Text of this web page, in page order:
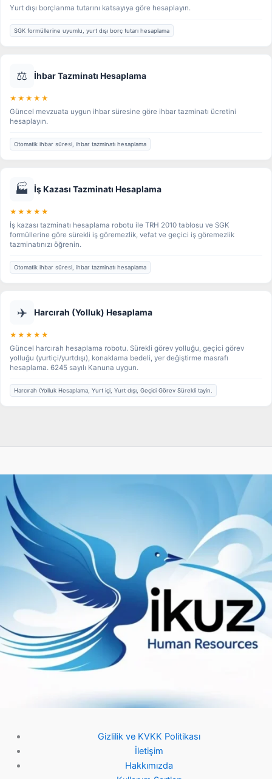
Yurt dışı borçlanma tutarını katsayıya göre hesaplayın.
SGK formüllerine uyumlu, yurt dışı borç tutarı hesaplama
⚖️ İhbar Tazminatı Hesaplama
★★★★★
Güncel mevzuata uygun ihbar süresine göre ihbar tazminatı ücretini
hesaplayın.
Otomatik ihbar süresi, ihbar tazminatı hesaplama
🏭 İş Kazası Tazminatı Hesaplama
★★★★★
İş kazası tazminatı hesaplama robotu ile TRH 2010 tablosu ve SGK
formüllerine göre sürekli iş göremezlik, vefat ve geçici iş göremezlik
tazminatınızı öğrenin.
Otomatik ihbar süresi, ihbar tazminatı hesaplama
✈️ Harcırah (Yolluk) Hesaplama
★★★★★
Güncel harcırah hesaplama robotu. Sürekli görev yolluğu, geçici görev
yolluğu (yurtiçi/yurtdışı), konaklama bedeli, yer değiştirme masrafı
hesaplama. 6245 sayılı Kanuna uygun.
Harcırah (Yolluk Hesaplama, Yurt içi, Yurt dışı, Geçici Görev Sürekli tayin.
Gizlilik ve KVKK Politikası
İletişim
Hakkımızda